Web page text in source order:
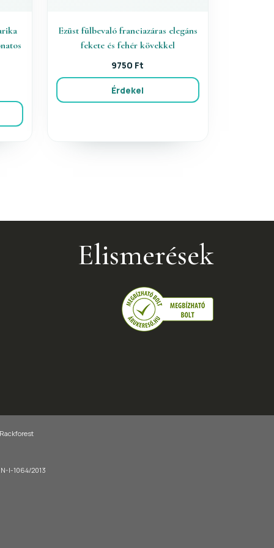
Ezüst fülbevaló franciazáras elegáns
fekete és fehér kövekkel
9750 Ft
Érdekel
Elismerések
I-1064/2013